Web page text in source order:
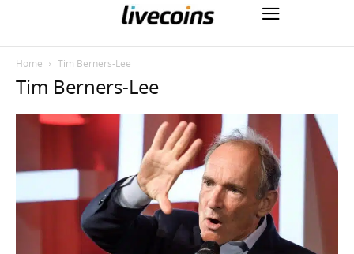
Home Tim Berners-Lee
Tim Berners-Lee